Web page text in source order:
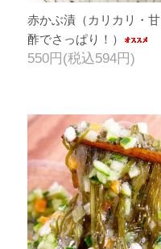
赤かぶ漬（カリカリ・甘
酢でさっぱり！）
550円(税込594円)